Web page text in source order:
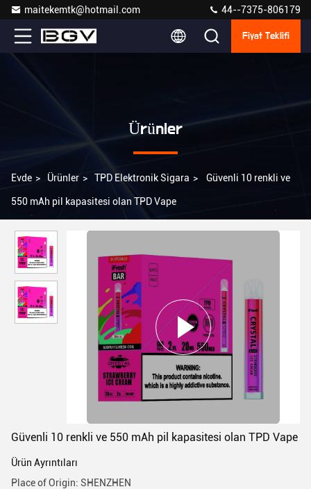
maitekemtk@hotmail.com 44--7375-806179
Fiyat Teklifi
Ürünler
Evde > Ürünler > TPD Elektronik Sigara > Güvenli 10 renkli ve
550 mAh pil kapasitesi olan TPD Vape
Güvenli 10 renkli ve 550 mAh pil kapasitesi olan TPD Vape
Ürün Ayrıntıları
Place of Origin: SHENZHEN